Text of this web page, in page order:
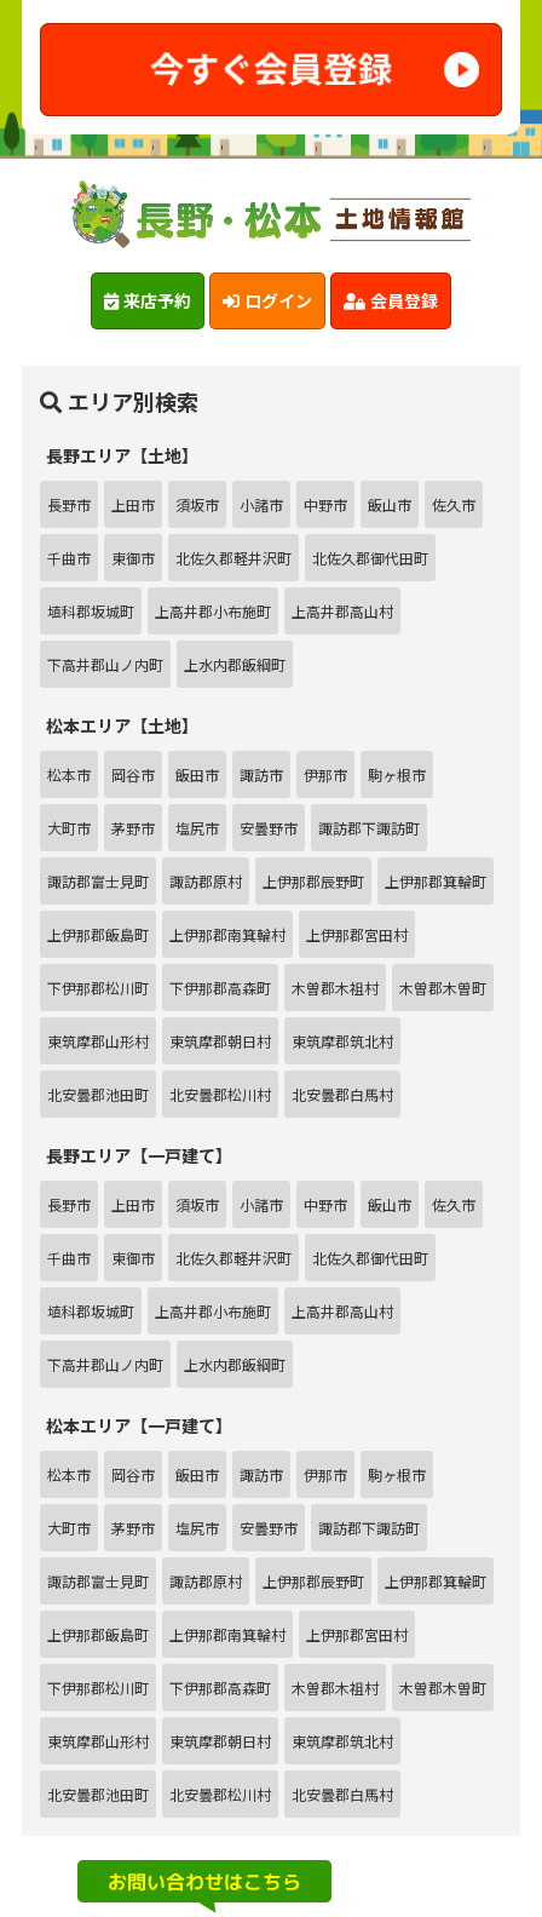
来店予約 ログイン 会員登録
エリア別検索
長野エリア【土地】
長野市 上田市 須坂市 小諸市 中野市 飯山市 佐久市
千曲市 東御市 北佐久郡軽井沢町 北佐久郡御代田町
埴科郡坂城町 上高井郡小布施町 上高井郡高山村
下高井郡山ノ内町 上水内郡飯綱町
松本エリア【土地】
松本市 岡谷市 飯田市 諏訪市 伊那市 駒ヶ根市
大町市 茅野市 塩尻市 安曇野市 諏訪郡下諏訪町
諏訪郡富士見町 諏訪郡原村 上伊那郡辰野町 上伊那郡箕輪町
上伊那郡飯島町 上伊那郡南箕輪村 上伊那郡宮田村
下伊那郡松川町 下伊那郡高森町 木曽郡木祖村 木曽郡木曽町
東筑摩郡山形村 東筑摩郡朝日村 東筑摩郡筑北村
北安曇郡池田町 北安曇郡松川村 北安曇郡白馬村
長野エリア【一戸建て】
長野市 上田市 須坂市 小諸市 中野市 飯山市 佐久市
千曲市 東御市 北佐久郡軽井沢町 北佐久郡御代田町
埴科郡坂城町 上高井郡小布施町 上高井郡高山村
下高井郡山ノ内町 上水内郡飯綱町
松本エリア【一戸建て】
松本市 岡谷市 飯田市 諏訪市 伊那市 駒ヶ根市
大町市 茅野市 塩尻市 安曇野市 諏訪郡下諏訪町
諏訪郡富士見町 諏訪郡原村 上伊那郡辰野町 上伊那郡箕輪町
上伊那郡飯島町 上伊那郡南箕輪村 上伊那郡宮田村
下伊那郡松川町 下伊那郡高森町 木曽郡木祖村 木曽郡木曽町
東筑摩郡山形村 東筑摩郡朝日村 東筑摩郡筑北村
北安曇郡池田町 北安曇郡松川村 北安曇郡白馬村